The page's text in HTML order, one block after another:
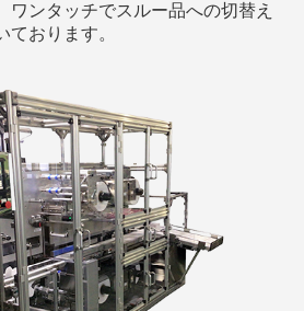
ワンタッチでスルー品への切替え
ております。